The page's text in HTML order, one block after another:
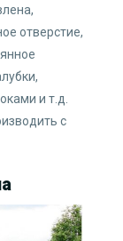
отверстие,
и т.д.
с